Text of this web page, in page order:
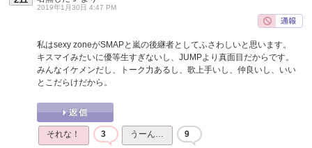
2019年1月30日 4:47 PM
私はsexy zoneがSMAPと嵐の後継者としてふさわしいと思います。
キスマイみたいに優等生すぎないし、JUMPより真面目だからです。
みんなイケメンだし、トーク力あるし、歌上手いし、仲良いし、いい
とこだらけだから。
それな！ 3 うーん… 9